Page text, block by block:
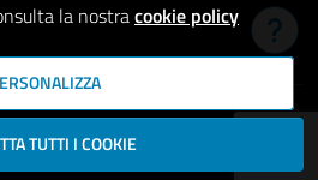
la nostracookie policy
TUTTI I COOKIE
Hai